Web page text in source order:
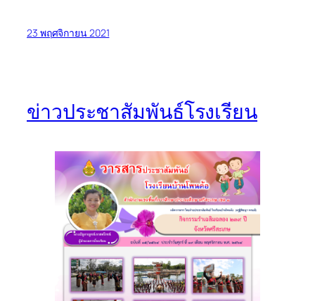
23 พฤศจิกายน 2021
ข่าวประชาสัมพันธ์โรงเรียน